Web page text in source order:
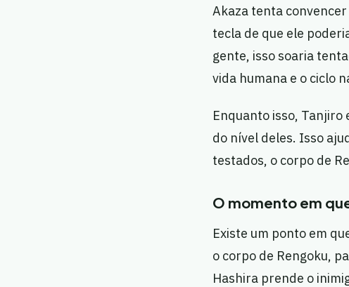
Akaza tenta
tecla de que ele
gente, isso soaria
vida humana e o ciclo
Enquanto isso,
do nível deles. Isso
testados, o corpo de
O momento em
Existe um ponto em
o corpo de Rengoku,
Hashira prende o